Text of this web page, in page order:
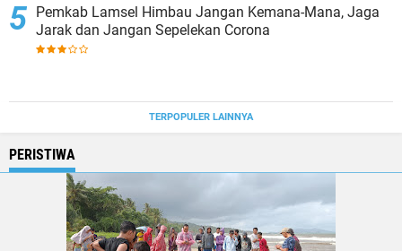
Pemkab Lamsel Himbau Jangan Kemana-Mana, Jaga
Jarak dan Jangan Sepelekan Corona
TERPOPULER LAINNYA
PERISTIWA